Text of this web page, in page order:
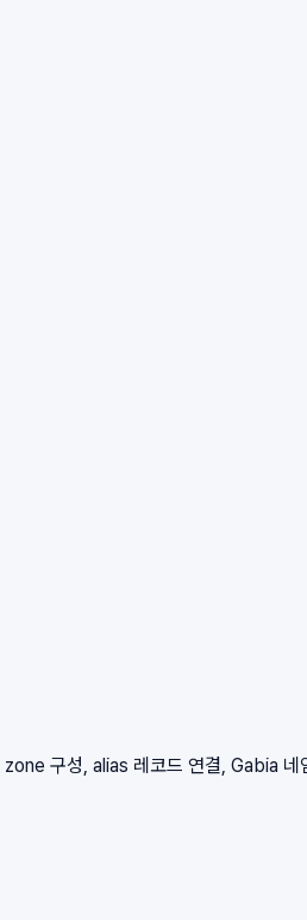
구성, alias 레코드 연결, Gabia 네